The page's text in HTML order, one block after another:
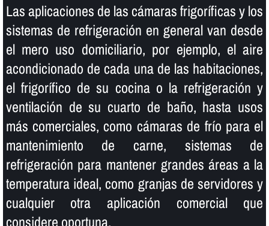
Las aplicaciones de las cámaras frigorí­ficas y los
sistemas de refrigeración en general van desde
el mero uso domiciliario, por ejemplo, el aire
acondicionado de cada una de las habitaciones,
el frigorí­fico de su cocina o la refrigeración y
ventilación de su cuarto de baño, hasta usos
más comerciales, como cámaras de frí­o para el
mantenimiento de carne, sistemas de
refrigeración para mantener grandes áreas a la
temperatura ideal, como granjas de servidores y
cualquier otra aplicación comercial que
considere oportuna.